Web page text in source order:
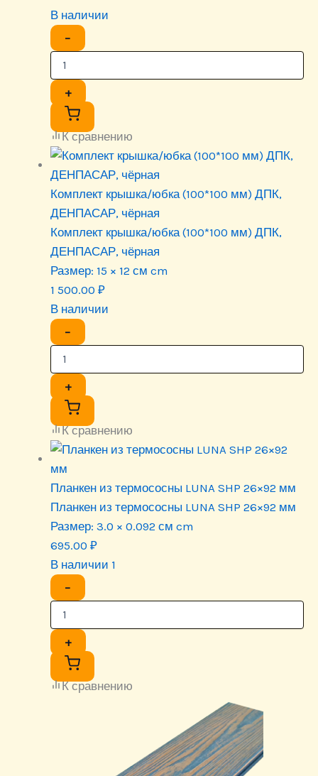
В наличии
−
+
К сравнению
Комплект крышка/юбка (100*100 мм) ДПК,
ДЕНПАСАР, чёрная
Комплект крышка/юбка (100*100 мм) ДПК,
ДЕНПАСАР, чёрная
Размер: 15 × 12 см cm
1 500.00 ₽
В наличии
−
+
К сравнению
Планкен из термососны LUNA SHP 26×92 мм
Планкен из термососны LUNA SHP 26×92 мм
Размер: 3.0 × 0.092 см cm
695.00 ₽
В наличии 1
−
+
К сравнению